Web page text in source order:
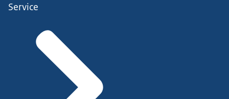
Service